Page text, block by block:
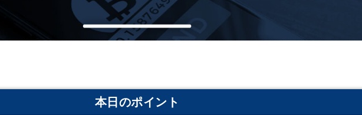
本日のポイント